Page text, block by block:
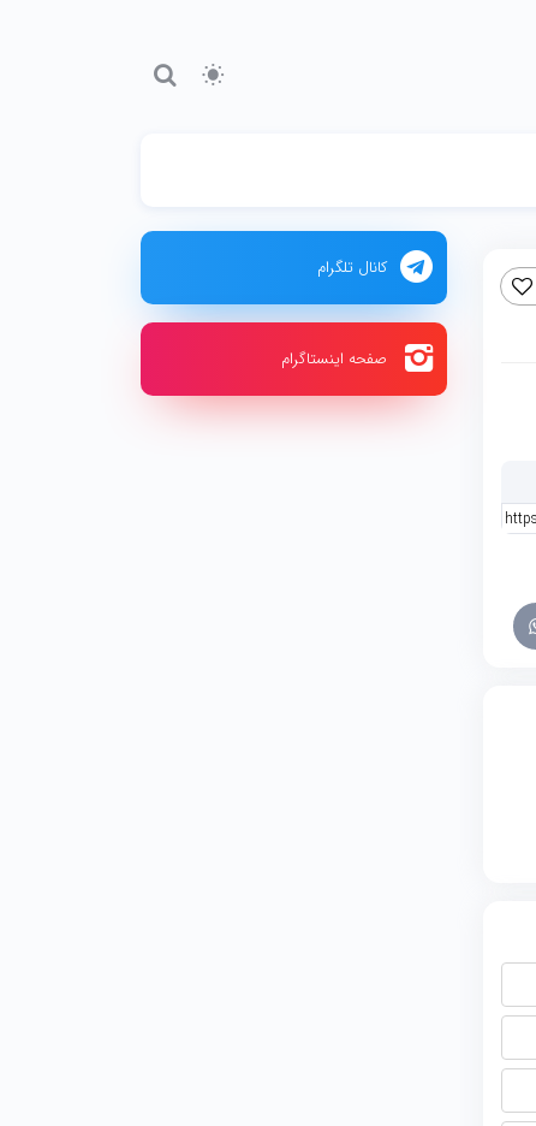
کانال تلگرام
صفحه اینستاگرام